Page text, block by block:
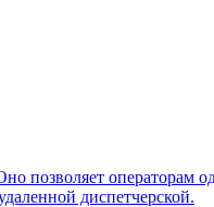
позволяет операторам
диспетчерской.